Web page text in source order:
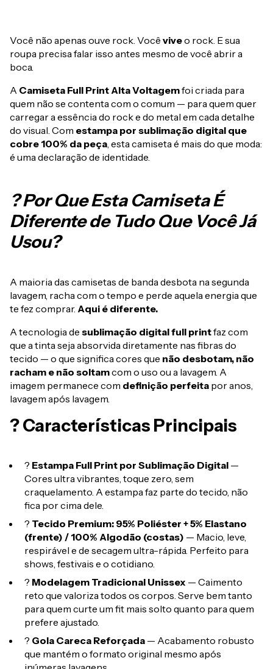
Você não apenas ouve rock. Você viveo rock. E sua
roupa precisa falar isso antes mesmo de você abrir a
boca.
A Camiseta Full Print Alta Voltagemfoi criada para
quem não se contenta com o comum — para quem quer
carregar a essência do rock e do metal em cada detalhe
do visual. Com estampa por sublimação digital que
cobre 100% da peça, esta camiseta é mais do que moda:
é uma declaração de identidade.
? Por Que Esta Camiseta É
Diferente de Tudo Que Você Já
Usou?
A maioria das camisetas de banda desbota na segunda
lavagem, racha com o tempo e perde aquela energia que
te fez comprar. Aqui é diferente.
A tecnologia de sublimação digital full printfaz com
que a tinta seja absorvida diretamente nas fibras do
tecido — o que significa cores que não desbotam, não
racham e não soltamcom o uso ou a lavagem. A
imagem permanece com definição perfeita por anos,
lavagem após lavagem.
? Características Principais
? Estampa Full Print por Sublimação Digital —
Cores ultra vibrantes, toque zero, sem
craquelamento. A estampa faz parte do tecido, não
fica por cima dele.
? Tecido Premium: 95% Poliéster + 5% Elastano
(frente) / 100% Algodão (costas) — Macio, leve,
respirável e de secagem ultra-rápida. Perfeito para
shows, festivais e o cotidiano.
? Modelagem Tradicional Unissex — Caimento
reto que valoriza todos os corpos. Serve bem tanto
para quem curte um fit mais solto quanto para quem
prefere ajustado.
? Gola Careca Reforçada — Acabamento robusto
que mantém o formato original mesmo após